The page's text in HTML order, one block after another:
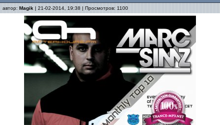
автор: Magik | 21-02-2014, 19:38 | Просмотров: 1100